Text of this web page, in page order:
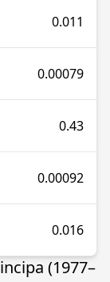
0.011
0.00079
0.43
0.00092
0.016
(1977–